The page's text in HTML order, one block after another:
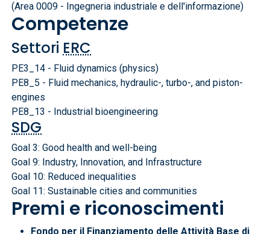
(Area 0009 - Ingegneria industriale e dell'informazione)
Competenze
Settori ERC
PE3_14 - Fluid dynamics (physics)
PE8_5 - Fluid mechanics, hydraulic-, turbo-, and piston-
engines
PE8_13 - Industrial bioengineering
SDG
Goal 3: Good health and well-being
Goal 9: Industry, Innovation, and Infrastructure
Goal 10: Reduced inequalities
Goal 11: Sustainable cities and communities
Premi e riconoscimenti
Fondo per il Finanziamento delle Attività Base di